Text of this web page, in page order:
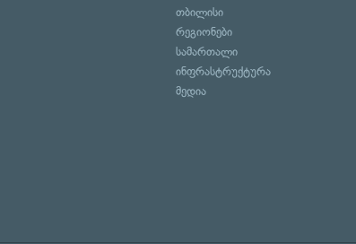
თბილისი
რეგიონები
სამართალი
ინფრასტრუქტურა
მედია